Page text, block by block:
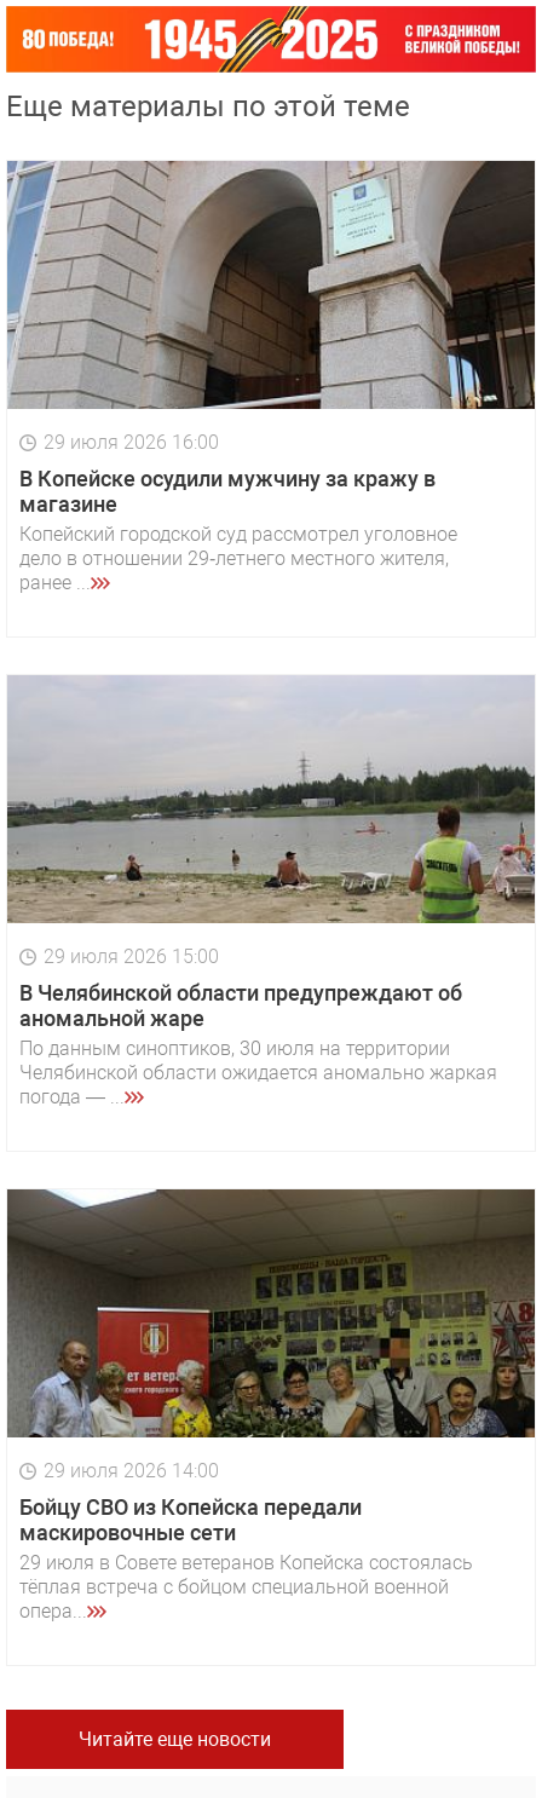
Еще материалы по этой теме
29 июля 2026 16:00
В Копейске осудили мужчину за кражу в
магазине
Копейский городской суд рассмотрел уголовное
дело в отношении 29‑летнего местного жителя,
ранее ...
29 июля 2026 15:00
В Челябинской области предупреждают об
аномальной жаре
По данным синоптиков, 30 июля на территории
Челябинской области ожидается аномально жаркая
погода — ...
29 июля 2026 14:00
Бойцу СВО из Копейска передали
маскировочные сети
29 июля в Совете ветеранов Копейска состоялась
тёплая встреча с бойцом специальной военной
опера...
Читайте еще новости